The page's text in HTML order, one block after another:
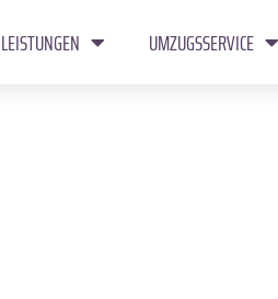
LEISTUNGEN UMZUGSSERVICE